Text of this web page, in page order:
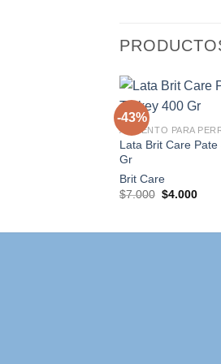
-43%
+
ALIMENTO PARA
Lata Brit Care
Gr
Brit Care
$7.000 El
$4.000El